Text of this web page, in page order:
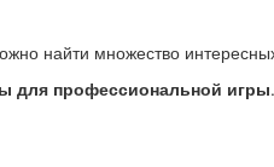
найти множество
для профессиональной игры